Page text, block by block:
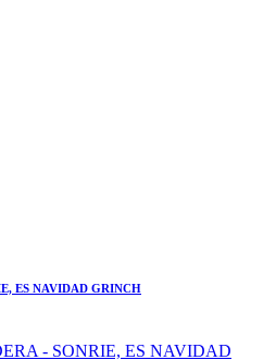
ES NAVIDAD GRINCH